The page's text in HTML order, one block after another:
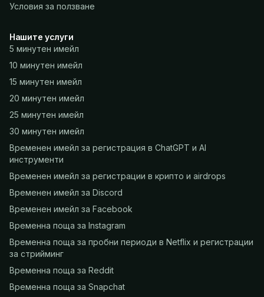
Условия за ползване
Нашите услуги
5 минутен имейл
10 минутен имейл
15 минутен имейл
20 минутен имейл
25 минутен имейл
30 минутен имейл
Временен имейл за регистрация в ChatGPT и AI
инструменти
Временен имейл за регистрации в крипто и airdrops
Временен имейл за Discord
Временен имейл за Facebook
Временна поща за Instagram
Временна поща за пробни периоди в Netflix и регистрации
за стрийминг
Временна поща за Reddit
Временна поща за Snapchat